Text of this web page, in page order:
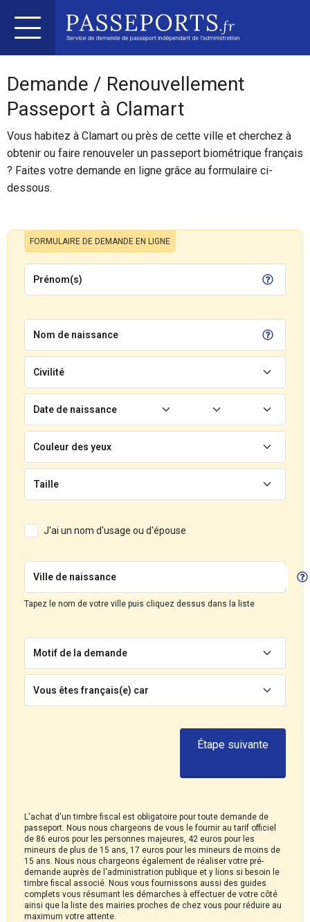
Demande / Renouvellement
Passeport à Clamart
Vous habitez à Clamart ou près de cette ville et cherchez à
obtenir ou faire renouveler un passeport biométrique français
? Faites votre demande en ligne grâce au formulaire ci-
dessous.
FORMULAIRE DE DEMANDE EN LIGNE
Prénom(s)
Nom de naissance
Civilité
Date de naissance
Couleur des yeux
Taille
J'ai un nom d'usage ou d'épouse
Ville de naissance
Tapez le nom de votre ville puis cliquez dessus dans la liste
Motif de la demande
Vous êtes français(e) car
L'achat d'un timbre fiscal est obligatoire pour toute demande de
passeport. Nous nous chargeons de vous le fournir au tarif officiel
de 86 euros pour les personnes majeures, 42 euros pour les
mineurs de plus de 15 ans, 17 euros pour les mineurs de moins de
15 ans. Nous nous chargeons également de réaliser votre pré-
demande auprès de l'administration publique et y lions si besoin le
timbre fiscal associé. Nous vous fournissons aussi des guides
complets vous résumant les démarches à effectuer de votre côté
ainsi que la liste des mairies proches de chez vous pour réduire au
maximum votre attente.